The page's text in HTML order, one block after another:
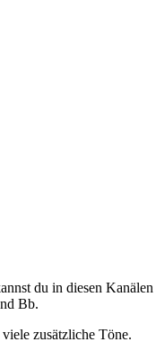
du in diesen Kanälen
Bb.
zusätzliche Töne.